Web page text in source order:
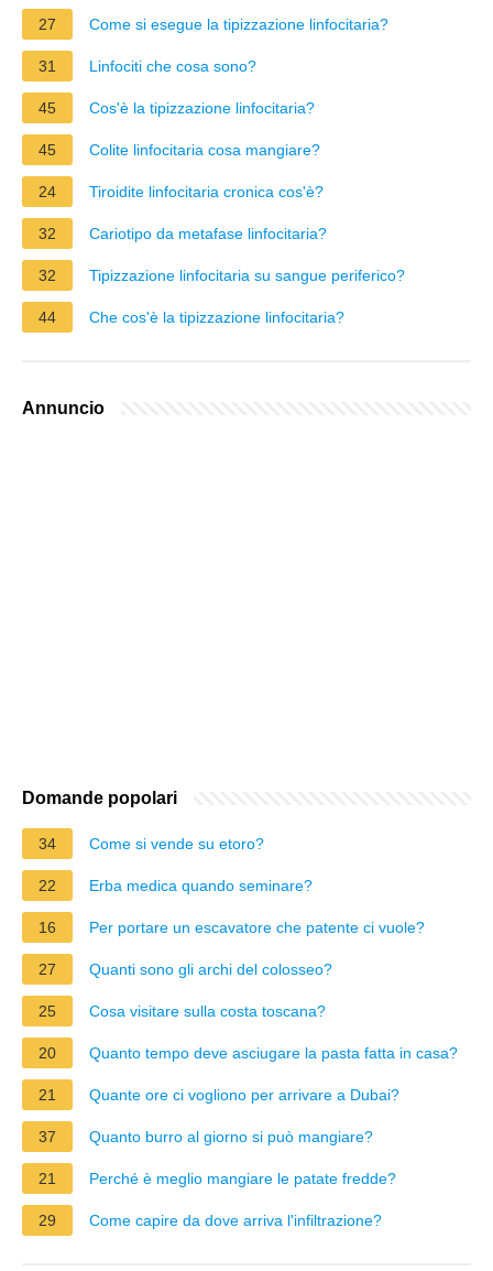
27
Come si esegue la tipizzazione linfocitaria?
31 Linfociti che cosa sono?
45 Cos'è la tipizzazione linfocitaria?
45 Colite linfocitaria cosa mangiare?
24 Tiroidite linfocitaria cronica cos'è?
32 Cariotipo da metafase linfocitaria?
32 Tipizzazione linfocitaria su sangue periferico?
44 Che cos'è la tipizzazione linfocitaria?
Annuncio
Domande popolari
34 Come si vende su etoro?
22 Erba medica quando seminare?
16 Per portare un escavatore che patente ci vuole?
27 Quanti sono gli archi del colosseo?
25 Cosa visitare sulla costa toscana?
20 Quanto tempo deve asciugare la pasta fatta in casa?
21 Quante ore ci vogliono per arrivare a Dubai?
37 Quanto burro al giorno si può mangiare?
21 Perché è meglio mangiare le patate fredde?
29 Come capire da dove arriva l'infiltrazione?